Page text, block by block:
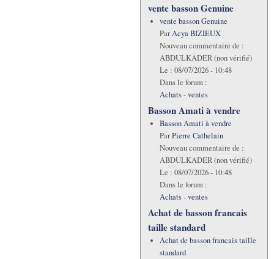
vente basson Genuine
vente basson Genuine
ParAcya BIZIEUX
Nouveau commentaire de :
ABDULKADER (non vérifié)
Le : 08/07/2026 - 10:48
Dans le forum :
Achats - ventes
Basson Amati à vendre
Basson Amati à vendre
ParPierre Cathelain
Nouveau commentaire de :
ABDULKADER (non vérifié)
Le : 08/07/2026 - 10:48
Dans le forum :
Achats - ventes
Achat de basson francais
taille standard
Achat de basson francais taille
standard